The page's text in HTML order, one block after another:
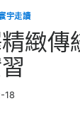
宇走讀
緻傳
18